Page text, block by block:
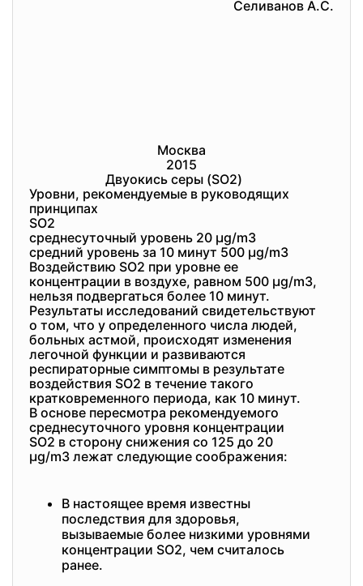
Селиванов А.С.
Москва
2015
Двуокись серы (SO2)
Уровни, рекомендуемые в руководящих
принципах
SO2
среднесуточный уровень 20 μg/m3
средний уровень за 10 минут 500 μg/m3
Воздействию SO2 при уровне ее
концентрации в воздухе, равном 500 µg/m3,
нельзя подвергаться более 10 минут.
Результаты исследований свидетельствуют
о том, что у определенного числа людей,
больных астмой, происходят изменения
легочной функции и развиваются
респираторные симптомы в результате
воздействия SO2 в течение такого
кратковременного периода, как 10 минут.
В основе пересмотра рекомендуемого
среднесуточного уровня концентрации
SO2 в сторону снижения со 125 до 20
μg/m3 лежат следующие соображения:
В настоящее время известны
последствия для здоровья,
вызываемые более низкими уровнями
концентрации SO2, чем считалось
ранее.